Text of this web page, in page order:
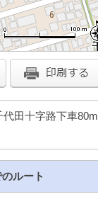
田十字路下車80m
ルート